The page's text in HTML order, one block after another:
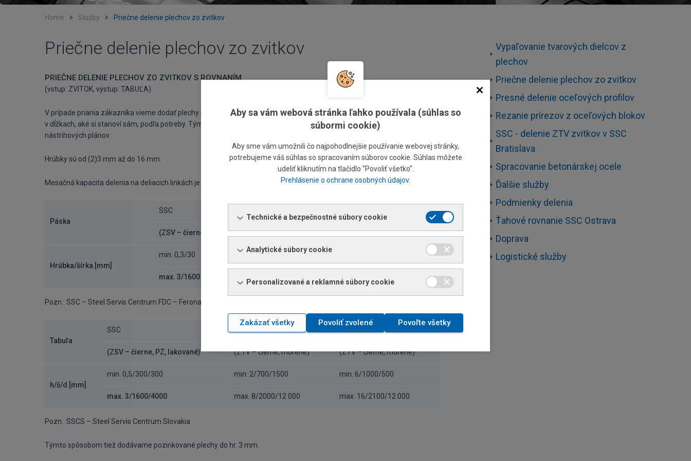
Home Služby Priečne delenie plechov zo zvitkov
Priečne delenie plechov zo zvitkov
PRIEČNE DELENIE PLECHOV ZO ZVITKOV S ROVNANÍM
(vstup: ZVITOK, výstup: TABUĽA)
V prípade priania zákazníka vieme dodať plechy priečne nadelené na deliacich linkách buď v štandardných dĺžkach, resp.
v dĺžkach, aké si stanoví sám, podľa potreby. Týmto si dokážete pomôcť pri zostavovaní minimalizácie odpadu pri vytváraní
nástrihových plánov.
Hrúbky sú od (2)3 mm až do 16 mm.
Mesačná kapacita delenia na deliacich linkách je značná (viac ako 4 000 ton/mes.)
Páska
SSC
(ZSV – čierne, PZ, lakované) (ZTV – čierne, morené)
Hrúbka/šírka [mm]
min. 0,3/30 min. 1/20
max. 3/1600
Pozn.: SSC – Steel Servis Centrum FDC – Ferona deliace centrum
Tabuľa
SSC
(ZSV – čierne, PZ, lakované) (ZTV – čierne, morené) (ZTV – čierne, morené)
h/š/d [mm]
min. 0,5/300/300 min. 2/700/1500 min. 6/1000/500
max. 3/1600/4000 max. 8/2000/12 000 max. 16/2100/12 000
Pozn.: SSCS – Steel Servis Centrum Slovakia
Týmto spôsobom tiež dodávame pozinkované plechy do hr. 3 mm.
Vypaľovanie tvarových dielcov z
plechov
Priečne delenie plechov zo zvitkov
Presné delenie oceľových profilov
Rezanie prírezov z oceľových blokov
SSC - delenie ZTV zvitkov v SSC
Bratislava
Spracovanie betonárskej ocele
Ďalšie služby
Podmienky delenia
Ťahové rovnanie SSC Ostrava
Doprava
Logistické služby
Aby sa vám webová stránka ľahko používala (súhlas so
súbormi cookie)
Aby sme vám umožnili čo najpohodlnejšie používanie webovej stránky,
potrebujeme váš súhlas so spracovaním súborov cookie. Súhlas môžete
udeliť kliknutím na tlačidlo "Povoliť všetko".
Prehlásenie o ochrane osobných údajov.
Technické a bezpečnostné súbory cookie
Analytické súbory cookie
Personalizované a reklamné súbory cookie
Povoľte všetky
Zakázať všetky Povoliť zvolené